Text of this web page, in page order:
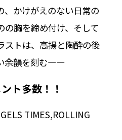
、かけがえのない日常の
胸を締め付け、そして
ストは、高揚と陶酔の後
余韻を刻む―—
ト多数！！
TIMES,ROLLING